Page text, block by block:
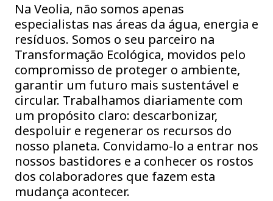
Na Veolia, não somos apenas
especialistas nas áreas da água, energia e
resíduos. Somos o seu parceiro na
Transformação Ecológica, movidos pelo
compromisso de proteger o ambiente,
garantir um futuro mais sustentável e
circular. Trabalhamos diariamente com
um propósito claro: descarbonizar,
despoluir e regenerar os recursos do
nosso planeta. Convidamo-lo a entrar nos
nossos bastidores e a conhecer os rostos
dos colaboradores que fazem esta
mudança acontecer.